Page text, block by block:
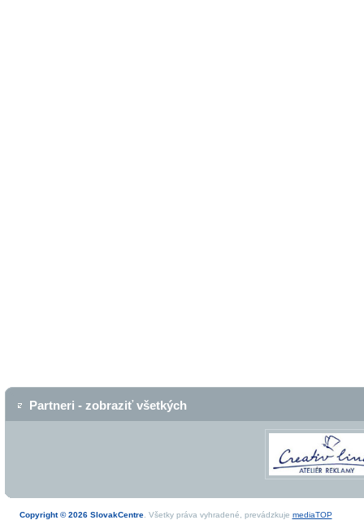
Partneri - zobraziť všetkých
Copyright © 2026 SlovakCentre. Všetky práva vyhradené, prevádzkuje mediaTOP